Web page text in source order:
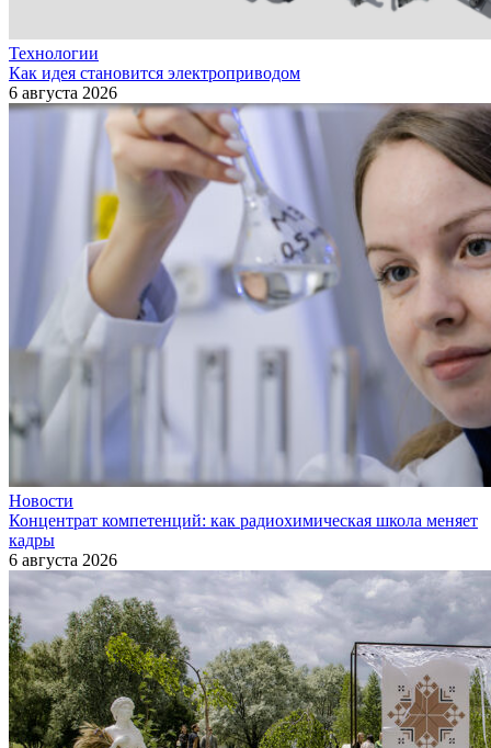
Технологии
Как идея становится электроприводом
6 августа 2026
Новости
Концентрат компетенций: как радиохимическая школа меняет
кадры
6 августа 2026